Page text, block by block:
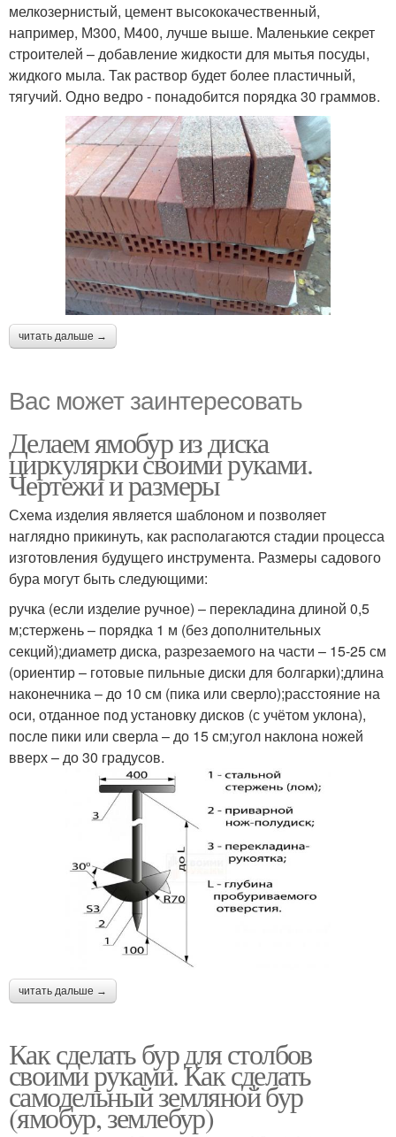
мелкозернистый, цемент высококачественный,
например, М300, М400, лучше выше. Маленькие секрет
строителей – добавление жидкости для мытья посуды,
жидкого мыла. Так раствор будет более пластичный,
тягучий. Одно ведро - понадобится порядка 30 граммов.
читать дальше →
Вас может заинтересовать
Делаем ямобур из диска
циркулярки своими руками.
Чертежи и размеры
Схема изделия является шаблоном и позволяет
наглядно прикинуть, как располагаются стадии процесса
изготовления будущего инструмента. Размеры садового
бура могут быть следующими:
ручка (если изделие ручное) – перекладина длиной 0,5
м;стержень – порядка 1 м (без дополнительных
секций);диаметр диска, разрезаемого на части – 15-25 см
(ориентир – готовые пильные диски для болгарки);длина
наконечника – до 10 см (пика или сверло);расстояние на
оси, отданное под установку дисков (с учётом уклона),
после пики или сверла – до 15 см;угол наклона ножей
вверх – до 30 градусов.
читать дальше →
Как сделать бур для столбов
своими руками. Как сделать
самодельный земляной бур
(ямобур, землебур)